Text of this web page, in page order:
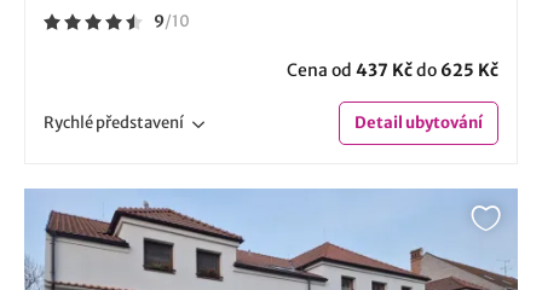
9/10
Cena od 437 Kčdo 625 Kč
Rychlépředstavení Detailubytování